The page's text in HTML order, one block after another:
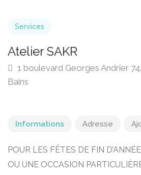
Services
Atelier SAKR
1 boulevard Georges Andrier
Bains
Informations Adresse
POUR LES FÊTES DE FIN
OU UNE OCCASION